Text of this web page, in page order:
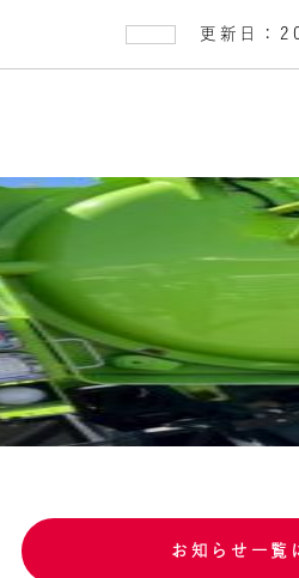
更新日：
お知らせ一覧